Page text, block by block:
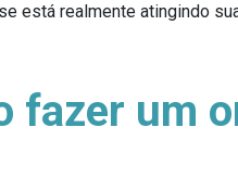
está realmente atingindo
fazer um